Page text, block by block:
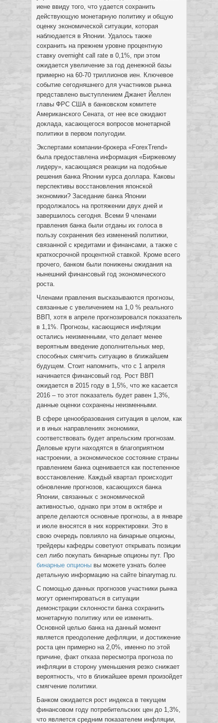
иене ввиду того, что удается сохранить
действующую монетарную политику и общую
оценку экономической ситуации, которая
наблюдается в Японии. Удалось также
сохранить на прежнем уровне процентную
ставку overnight call rate в 0,1%, при этом
ожидается увеличение за год денежной базы
примерно на 60-70 триллионов иен. Ключевое
событие сегодняшнего для участников рынка
представлено выступлением Джанет Йеллен
главы ФРС США в банковском комитете
Американского Сената, от нее все ожидают
доклада, касающегося вопросов монетарной
политики в первом полугодии.
Экспертами компании-брокера «ForexTrend»
была предоставлена информация «Биржевому
лидеру», касающаяся реакции на подобные
решения банка Японии курса доллара. Каковы
перспективы восстановления японской
экономики? Заседание банка Японии
продолжалось на протяжении двух дней и
завершилось сегодня. Всеми 9 членами
правления банка были отданы их голоса в
пользу сохранения без изменений политики,
связанной с кредитами и финансами, а также с
краткосрочной процентной ставкой. Кроме всего
прочего, банком были понижены ожидания на
нынешний финансовый год экономического
роста.
Членами правления высказываются прогнозы,
связанные с увеличением на 1,0 % реального
ВВП, хотя в апреле прогнозировался показатель
в 1,1%. Прогнозы, касающиеся инфляции
остались неизменными, что делает менее
вероятным введение дополнительных мер,
способных смягчить ситуацию в ближайшем
будущем. Стоит напомнить, что с 1 апреля
начинается финансовый год. Рост ВВП
ожидается в 2015 году в 1,5%, что же касается
2016 – то этот показатель будет равен 1,3%,
данные оценки сохранены неизменными.
В сфере ценообразования ситуация в целом, как
и в иных направлениях экономики,
соответствовать будет апрельским прогнозам.
Деловые круги находятся в благоприятном
настроении, а экономическое состояние страны
правлением банка оценивается как постепенное
восстановление. Каждый квартал происходит
обновление прогнозов, касающихся банка
Японии, связанных с экономической
активностью, однако при этом в октябре и
апреле делаются основные прогнозы, а в январе
и июле вносятся в них корректировки. Это в
свою очередь повлияло на бинарные опционы,
трейдеры кафедры советуют открывать позиции
сел либо покупать бинарные опционы пут. Про
бинарные опционы вы можете узнать более
детальную информацию на сайте binarymag.ru.
С помощью данных прогнозов участники рынка
могут ориентироваться в ситуации
демонстрации склонности банка сохранить
монетарную политику или ее изменить.
Основной целью банка на данный момент
является преодоление дефляции, и достижение
роста цен примерно на 2,0%, именно по этой
причине, факт отказа пересмотра прогноза по
инфляции в сторону уменьшения резко снижает
вероятность, что в ближайшее время произойдет
смягчение политики.
Банком ожидается рост индекса в текущем
финансовом году потребительских цен до 1,3%,
что является средним показателем инфляции,